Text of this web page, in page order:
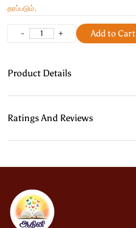
தரப்படும்.
Add to Cart
Product Details
Ratings And Reviews